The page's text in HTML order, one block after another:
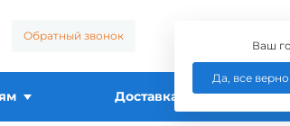
Обратный звонок
Ваш
Да, все верно
Доставка